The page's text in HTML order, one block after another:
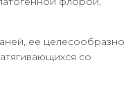
ее целесообразно
со